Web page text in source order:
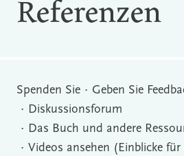
Referenzen
Spenden Sie Geben Sie
Diskussionsforum
Das Buch und andere
Videos ansehen (Einblicke für